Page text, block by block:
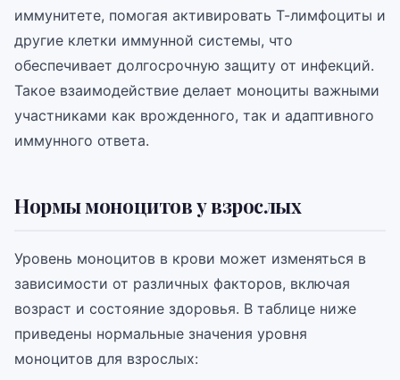
иммунитете, помогая активировать Т-лимфоциты и
другие клетки иммунной системы, что
обеспечивает долгосрочную защиту от инфекций.
Такое взаимодействие делает моноциты важными
участниками как врожденного, так и адаптивного
иммунного ответа.
Нормы моноцитов у взрослых
Уровень моноцитов в крови может изменяться в
зависимости от различных факторов, включая
возраст и состояние здоровья. В таблице ниже
приведены нормальные значения уровня
моноцитов для взрослых: